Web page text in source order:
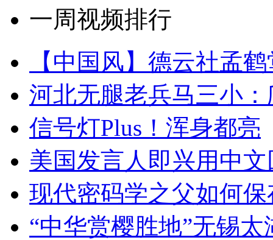
一周视频排行
【中国风】德云社孟
河北无腿老兵马三小
信号灯Plus！浑身都亮
美国发言人即兴用中
现代密码学之父如何
“中华赏樱胜地”无锡